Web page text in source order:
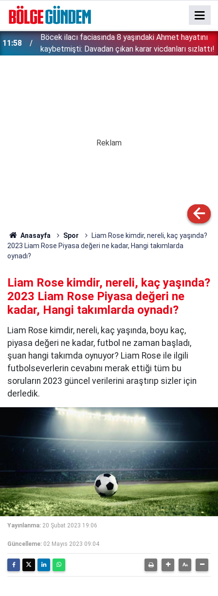
11:58
Böcek ilacı faciasında 8 yaşındaki Ahmet hayatını
kaybetmişti: Davadan çıkan karar vicdanları sızlattı!
Anasayfa Spor
Liam Rose kimdir, nereli, kaç yaşında?
2023 Liam Rose Piyasa değeri ne kadar, Hangi takımlarda
oynadı?
Liam Rose kimdir, nereli, kaç yaşında?
2023 Liam Rose Piyasa değeri ne
kadar, Hangi takımlarda oynadı?
Liam Rose kimdir, nereli, kaç yaşında, boyu kaç,
piyasa değeri ne kadar, futbol ne zaman başladı,
şuan hangi takımda oynuyor? Liam Rose ile ilgili
futbolseverlerin cevabını merak ettiği tüm bu
soruların 2023 güncel verilerini araştırıp sizler için
derledik.
Yayınlanma: 20 Şubat 2023 19:06
Güncelleme: 02 Mayıs 2023 09:04